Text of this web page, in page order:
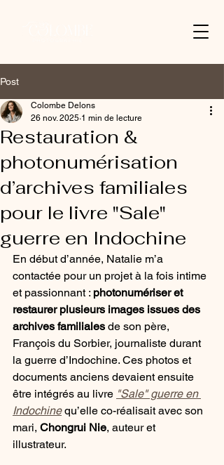
Post
Restauration &
photonumérisation
d’archives familiales
pour le livre "Sale"
guerre en Indochine
Colombe Delons
26 nov. 2025 1 min de lecture
En début d’année, Natalie m’a
contactée pour un projet à la fois intime
et passionnant : photonumériser et
restaurer plusieurs images issues des
archives familiales de son père,
François du Sorbier, journaliste durant
la guerre d’Indochine. Ces photos et
documents anciens devaient ensuite
être intégrés au livre "Sale" guerre en
Indochine qu’elle co-réalisait avec son
mari, Chongrui Nie, auteur et
illustrateur.